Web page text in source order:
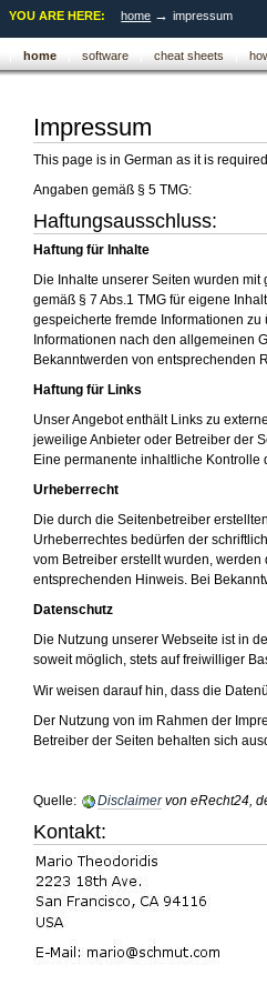
YOU ARE HERE: home →impressum
Skip
Sections
home
software cheat sheets
Personal
tools
Impressum
This page is in German as it is
Angaben gemäß § 5 TMG:
Haftungsausschluss:
Haftung für Inhalte
Die Inhalte unserer Seiten wurden
gemäß § 7 Abs.1 TMG für eigene
gespeicherte fremde Informationen
Informationen nach den allgemeinen
Bekanntwerden von entsprechenden
Haftung für Links
Unser Angebot enthält Links zu
jeweilige Anbieter oder Betreiber der
Eine permanente inhaltliche
Urheberrecht
Die durch die Seitenbetreiber
Urheberrechtes bedürfen der
vom Betreiber erstellt wurden,
entsprechenden Hinweis. Bei
Datenschutz
Die Nutzung unserer Webseite ist in
soweit möglich, stets auf freiwilliger
Wir weisen darauf hin, dass die
Der Nutzung von im Rahmen der
Betreiber der Seiten behalten sich
Quelle: Disclaimervon eRecht24,
Kontakt: